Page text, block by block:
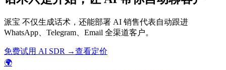
派宝 不仅生成话术，还能部署 AI 销售代表自动跟进
WhatsApp、Telegram、Email 全渠道客户。
免费试用 AI SDR →查看定价
🌍